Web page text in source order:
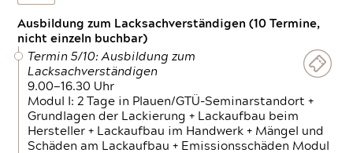
Ausbildung zum Lacksachverständigen (10 Termine,
nicht einzeln buchbar)
Termin 5/10: Ausbildung zum
Lacksachverständigen
9.00—16.30 Uhr
Modul I: 2 Tage in Plauen/GTÜ-Seminarstandort +
Grundlagen der Lackierung + Lackaufbau beim
Hersteller + Lackaufbau im Handwerk + Mängel und
Schäden am Lackaufbau + Emissionsschäden Modul